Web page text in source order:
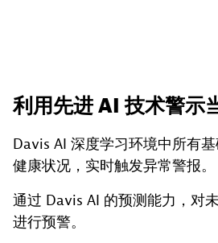
利用先进 AI 技术警示
Davis AI 深度学习环境中所有
健康状况，实时触发异常警报。
通过 Davis AI 的预测能力，对
进行预警。